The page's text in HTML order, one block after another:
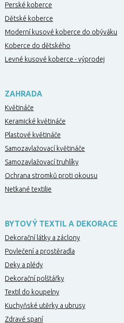
Perské koberce
Dětské koberce
Moderní kusové koberce do obýváku
Koberce do dětského
Levné kusové koberce - výprodej
ZAHRADA
Květináče
Keramické květináče
Plastové květináče
Samozavlažovací květináče
Samozavlažovací truhlíky
Ochrana stromků proti okousu
Netkané textilie
BYTOVÝ TEXTIL A DEKORACE
Dekorační látky a záclony
Povlečení a prostěradla
Deky a plédy
Dekorační polštářky
Textil do koupelny
Kuchyňské utěrky a ubrusy
Zdravé spaní